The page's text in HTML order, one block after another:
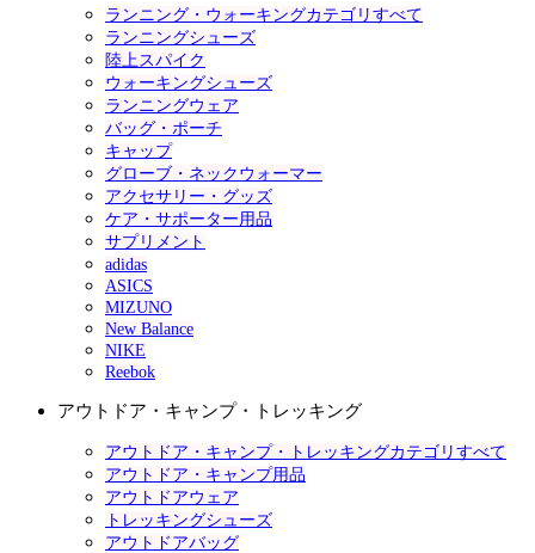
ランニング・ウォーキングカテゴリすべて
ランニングシューズ
陸上スパイク
ウォーキングシューズ
ランニングウェア
バッグ・ポーチ
キャップ
グローブ・ネックウォーマー
アクセサリー・グッズ
ケア・サポーター用品
サプリメント
adidas
ASICS
MIZUNO
New Balance
NIKE
Reebok
アウトドア・キャンプ・トレッキング
アウトドア・キャンプ・トレッキングカテゴリすべて
アウトドア・キャンプ用品
アウトドアウェア
トレッキングシューズ
アウトドアバッグ